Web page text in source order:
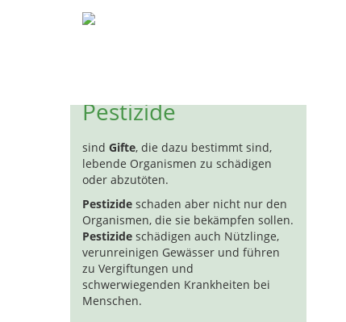
Pestizide
sind Gifte, die dazu bestimmt sind,
lebende Organismen zu schädigen
oder abzutöten.
Pestizide schaden aber nicht nur den
Organismen, die sie bekämpfen sollen.
Pestizide schädigen auch Nützlinge,
verunreinigen Gewässer und führen
zu Vergiftungen und
schwerwiegenden Krankheiten bei
Menschen.